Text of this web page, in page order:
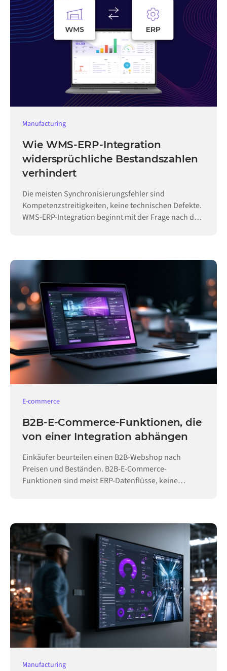
Manufacturing
Wie WMS-ERP-Integration
widersprüchliche Bestandszahlen
verhindert
Die meisten Synchronisierungsfehler sind
Kompetenzstreitigkeiten, keine technischen Defekte.
WMS-ERP-Integration beginnt mit der Frage nach der
E-commerce
B2B-E-Commerce-Funktionen, die
von einer Integration abhängen
Einkäufer beurteilen einen B2B-Webshop nach
Preisen und Beständen. B2B-E-Commerce-
Funktionen sind meist ERP-Datenflüsse, keine
Manufacturing